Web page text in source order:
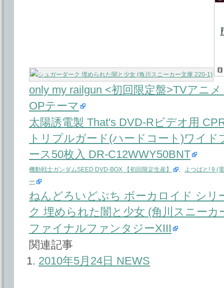
only my railgun <初回限定盤>TVアニ
OPテーマ
太陽誘電製 That's DVD-Rビデオ用
トリプルガード(ハードコート)ワイ
ース50枚入 DR-C12WWY50BNT
機動戦士ガンダムSEED DVD-BOX 【初回限定生産】
よつばと! 9 (
ー
ねんどろいどぷち ボーカロイド シリ
ク 埋められた闇と少女 (角川スニーカ
ファイナルファンタジーXIII
関連記事
2010年5月24日 NEWS